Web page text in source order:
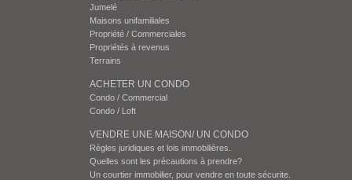
Jumelé
Maisons unifamiliales
Propriété / Commerciales
Propriétés à revenus
Terrains
ACHETER UN CONDO
Condo / Commercial
Condo / Loft
VENDRE UNE MAISON/ UN CONDO
Règles juridiques et lois immobilières.
Quelles sont les précautions à prendre?
Un courtier immobilier, pour vendre en toute sécurite.